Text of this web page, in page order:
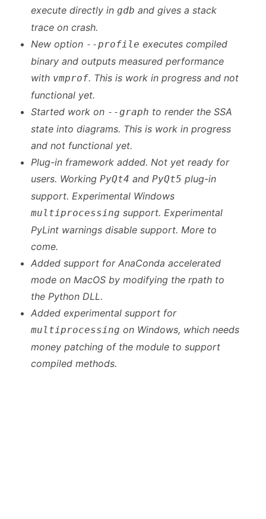
execute directly in gdb and gives a stack
trace on crash.
New option --profile executes compiled
binary and outputs measured performance
with vmprof. This is work in progress and not
functional yet.
Started work on --graph to render the SSA
state into diagrams. This is work in progress
and not functional yet.
Plug-in framework added. Not yet ready for
users. Working PyQt4 and PyQt5 plug-in
support. Experimental Windows
multiprocessing support. Experimental
PyLint warnings disable support. More to
come.
Added support for AnaConda accelerated
mode on MacOS by modifying the rpath to
the Python DLL.
Added experimental support for
multiprocessing on Windows, which needs
money patching of the module to support
compiled methods.